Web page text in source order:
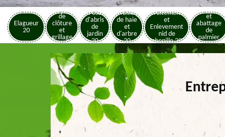
Elagueur
20
Pose
de
clôture
et
grillage
20
Pose
d'abris
de
jardin
20
Taille
de haie
et
d'arbre
20
Traitement
et
Enlevement
nid de
chenille 20
Elagage
et
abattage
de
palmier
20